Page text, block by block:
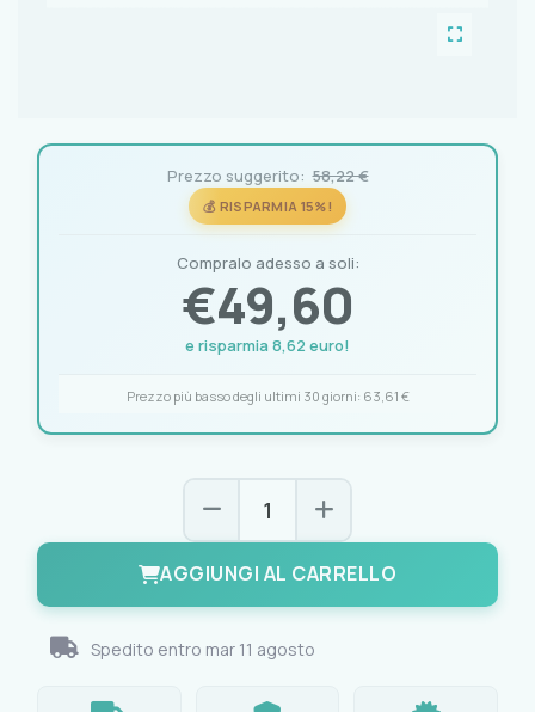
Prezzo suggerito: 58,22 €
💰 RISPARMIA 15%!
Compralo adesso a soli:
€49,60
e risparmia 8,62 euro!
Prezzo più basso degli ultimi 30 giorni: 63,61 €
AGGIUNGI AL CARRELLO
Spedito entro mar 11 agosto